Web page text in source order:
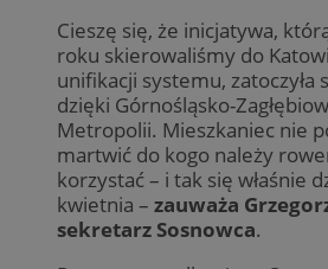
Cieszę się, że inicjatywa,
roku skierowaliśmy do
unifikacji systemu, zatoczyła
dzięki Górnośląsko-
Metropolii. Mieszkaniec nie
martwić do kogo należy
korzystać – i tak się właśnie
kwietnia – zauważa
sekretarz Sosnowca.